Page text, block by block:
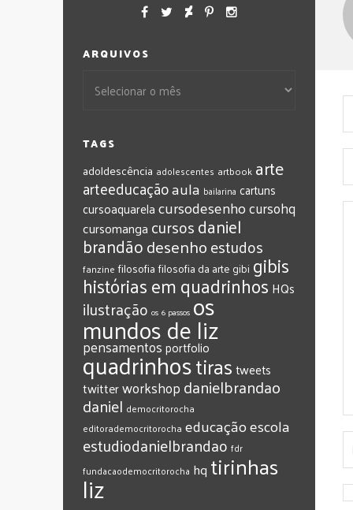
ARQUIVOS
TAGS
adoldescência adolescentes artbook arte
arteeducaçãoaula bailarina cartuns
cursoaquarelacursodesenhocursohq
cursomanga cursosdaniel
brandãodesenhoestudos
fanzine filosofia filosofia da arte gibi gibis
histórias em quadrinhos HQs
ilustração os 6 passos os
mundos de liz
pensamentosportfolio
quadrinhostirastweets
twitterworkshop‎danielbrandao‬
‎daniel‬ ‎democritorocha
‎editorademocritorocha ‎educação‎escola
‎estudiodanielbrandao ‎fdr
‎fundacaodemocritorocha ‎hq ‎tirinhas
‪‎liz